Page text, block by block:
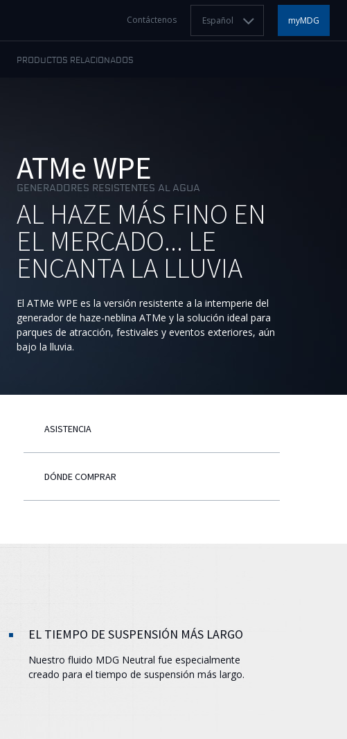
Contáctenos Español myMDG
PRODUCTOS RELACIONADOS
ATMe WPE
GENERADORES RESISTENTES AL AGUA
AL HAZE MÁS FINO EN
EL MERCADO... LE
ENCANTA LA LLUVIA
El ATMe WPE es la versión resistente a la intemperie del
generador de haze-neblina ATMe y la solución ideal para
parques de atracción, festivales y eventos exteriores, aún
bajo la lluvia.
ASISTENCIA
DÓNDE COMPRAR
EL TIEMPO DE SUSPENSIÓN MÁS LARGO
Nuestro fluido MDG Neutral fue especialmente
creado para el tiempo de suspensión más largo.